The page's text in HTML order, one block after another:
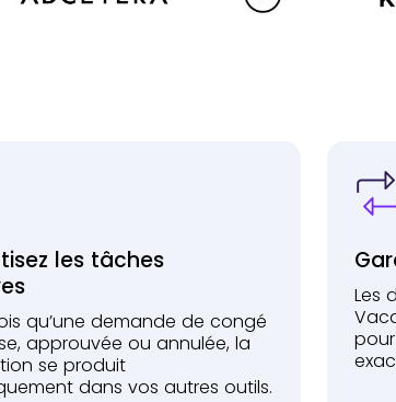
les tâches
qu’une demande de congé
approuvée ou annulée, la
se produit
dans vos autres outils.
Les